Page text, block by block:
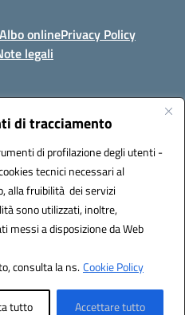
di tracciamento
di profilazione degli utenti -
tecnici necessari al
alla fruibilità dei servizi
sono utilizzati, inoltre,
a disposizione da Web
consulta la ns.Cookie Policy
tutto Accettare tutto
Albo onlinePrivacy Policy
legali
MADDALONI (CE)
CEIC8AU001@pec.istruzione.it -
by 3D Solution S.r.l.
by Designers Italia